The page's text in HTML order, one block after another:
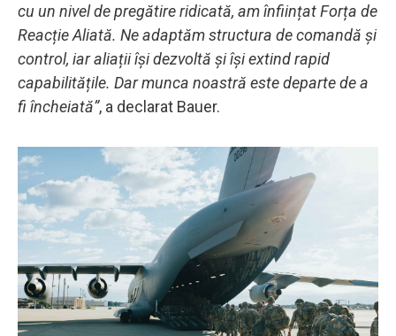
cu un nivel de pregătire ridicată, am înființat Forța de
Reacție Aliată. Ne adaptăm structura de comandă și
control, iar aliații își dezvoltă și își extind rapid
capabilitățile. Dar munca noastră este departe de a
fi încheiată”, a declarat Bauer.